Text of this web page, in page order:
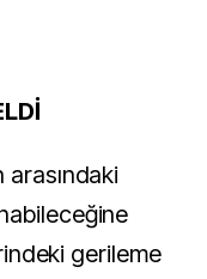
arasındaki
gerileme